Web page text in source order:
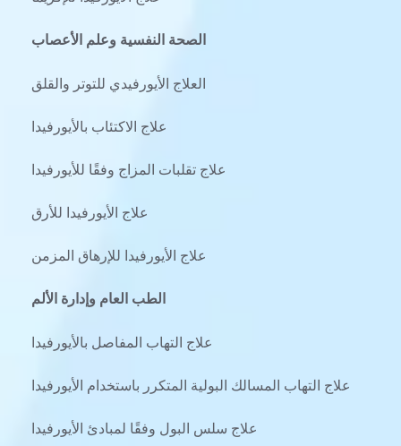
الصحة النفسية وعلم الأعصاب
العلاج الأيورفيدي للتوتر والقلق
علاج الاكتئاب بالأيورفيدا
علاج تقلبات المزاج وفقًا للأيورفيدا
علاج الأيورفيدا للأرق
علاج الأيورفيدا للإرهاق المزمن
الطب العام وإدارة الألم
علاج التهاب المفاصل بالأيورفيدا
علاج التهاب المسالك البولية المتكرر باستخدام الأيورفيدا
علاج سلس البول وفقًا لمبادئ الأيورفيدا